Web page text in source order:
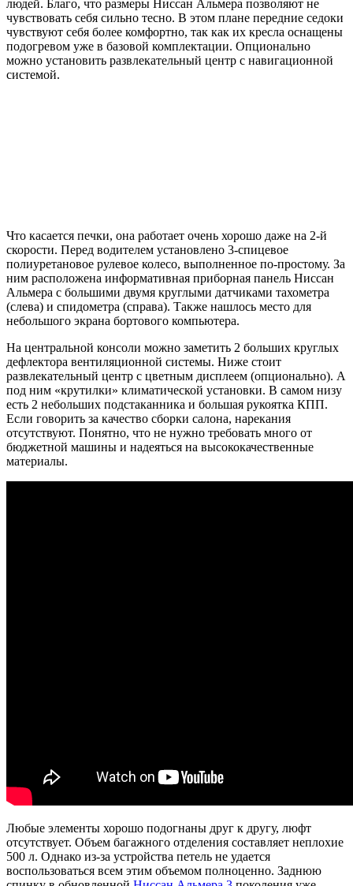
людей. Благо, что размеры Ниссан Альмера позволяют не
чувствовать себя сильно тесно. В этом плане передние седоки
чувствуют себя более комфортно, так как их кресла оснащены
подогревом уже в базовой комплектации. Опционально
можно установить развлекательный центр с навигационной
системой.
Что касается печки, она работает очень хорошо даже на 2-й
скорости. Перед водителем установлено 3-спицевое
полиуретановое рулевое колесо, выполненное по-простому. За
ним расположена информативная приборная панель Ниссан
Альмера с большими двумя круглыми датчиками тахометра
(слева) и спидометра (справа). Также нашлось место для
небольшого экрана бортового компьютера.
На центральной консоли можно заметить 2 больших круглых
дефлектора вентиляционной системы. Ниже стоит
развлекательный центр с цветным дисплеем (опционально). А
под ним «крутилки» климатической установки. В самом низу
есть 2 небольших подстаканника и большая рукоятка КПП.
Если говорить за качество сборки салона, нарекания
отсутствуют. Понятно, что не нужно требовать много от
бюджетной машины и надеяться на высококачественные
материалы.
Любые элементы хорошо подогнаны друг к другу, люфт
отсутствует. Объем багажного отделения составляет неплохие
500 л. Однако из-за устройства петель не удается
воспользоваться всем этим объемом полноценно. Заднюю